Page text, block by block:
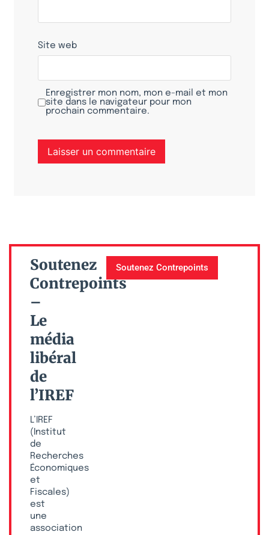
Site web
Enregistrer mon nom, mon e-mail et mon
site dans le navigateur pour mon
prochain commentaire.
Soutenez
Contrepoints
–
Le
média
libéral
de
l’IREF
L’IREF
(Institut
de
Recherches
Économiques
et
Fiscales)
est
une
association
Soutenez Contrepoints